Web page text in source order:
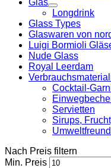
Glas
Longdrink
Glass Types
Glaswaren von
Luigi Bormioli
Nude Glass
Royal Leerdam
Cocktail-
Servietten
Sirups,
Nach Preis filtern
Min. Preis